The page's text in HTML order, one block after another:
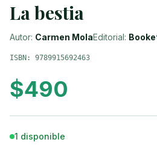
La bestia
Autor: Carmen MolaEditorial:
ISBN: 9789915692463
$490
1 disponible